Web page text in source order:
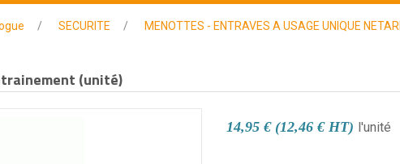
SECURITE MENOTTES - ENTRAVES A USAGE UNIQUE
(unité)
14,95 € (12,46 € HT) l'unité